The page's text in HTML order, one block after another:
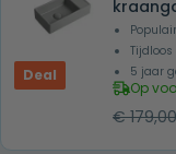
5 jaar
Op
€179,00
Deal